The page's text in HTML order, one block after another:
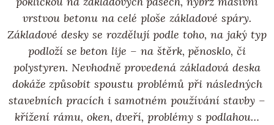
vrstvou betonu na celé ploše základové spáry.
Základové desky se rozdělují podle toho, na jaký typ
podloží se beton lije – na štěrk, pěnosklo, či
polystyren. Nevhodně provedená základová deska
dokáže způsobit spoustu problémů při následných
stavebních pracích i samotném používání stavby –
křížení rámu, oken, dveří, problémy s podlahou…